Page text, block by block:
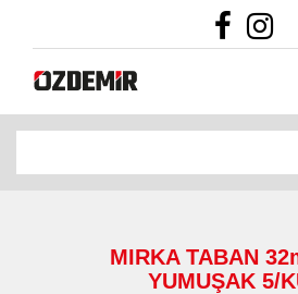
MIRKA TABAN
YUMUŞAK 5/